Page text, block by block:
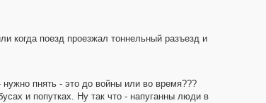
когда поезд проезжал тоннельный разъезд и
пнять - это до войны или во время???
и попутках. Ну так что - напуганны люди в